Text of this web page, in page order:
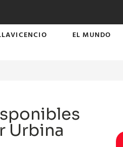
EL MUNDO
Urbina